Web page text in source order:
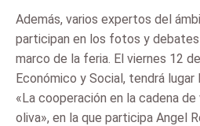
Además, varios expertos del
participan en los fotos y debates
marco de la feria. El viernes 12
Económico y Social, tendrá lugar
«La cooperación en la cadena
oliva», en la que participa Angel